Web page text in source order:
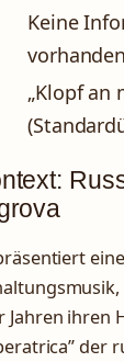
Keine
vorhanden
„Klopf an
Jahren ihren
der